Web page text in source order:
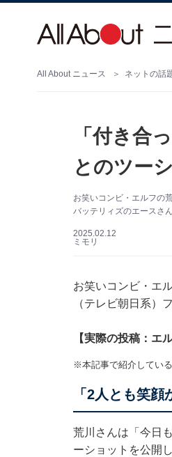
All About ニュース ネットの話
「付き合
とのツー
お笑いコンビ・エルフの
バッテリィズのエースさ
2025.02.12
ミモリ
お笑いコンビ・エ
（テレビ朝日系）
【実際の投稿：エ
※本記事で紹介してい
「2人とも笑顔
荒川さんは「今日
ーショットを公開